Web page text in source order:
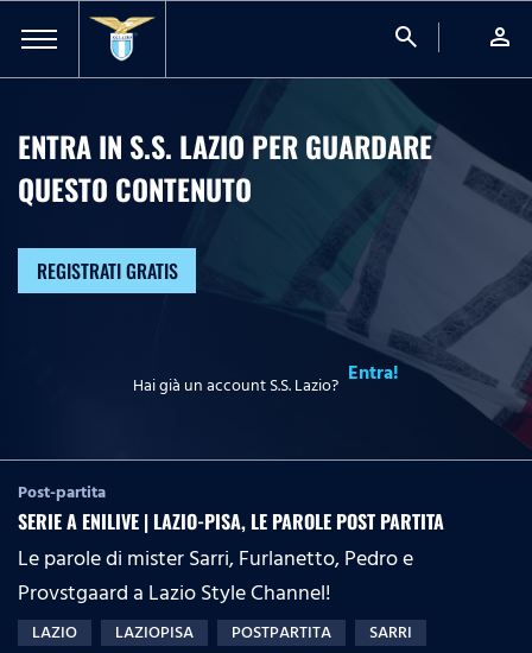
search person
ENTRA IN S.S. LAZIO PER GUARDARE
QUESTO CONTENUTO
REGISTRATI GRATIS
Hai già un account S.S. Lazio? Entra!
Post-partita
SERIE A ENILIVE | LAZIO-PISA, LE PAROLE POST PARTITA
Le parole di mister Sarri, Furlanetto, Pedro e
Provstgaard a Lazio Style Channel!
LAZIO LAZIOPISA POSTPARTITA
SARRI